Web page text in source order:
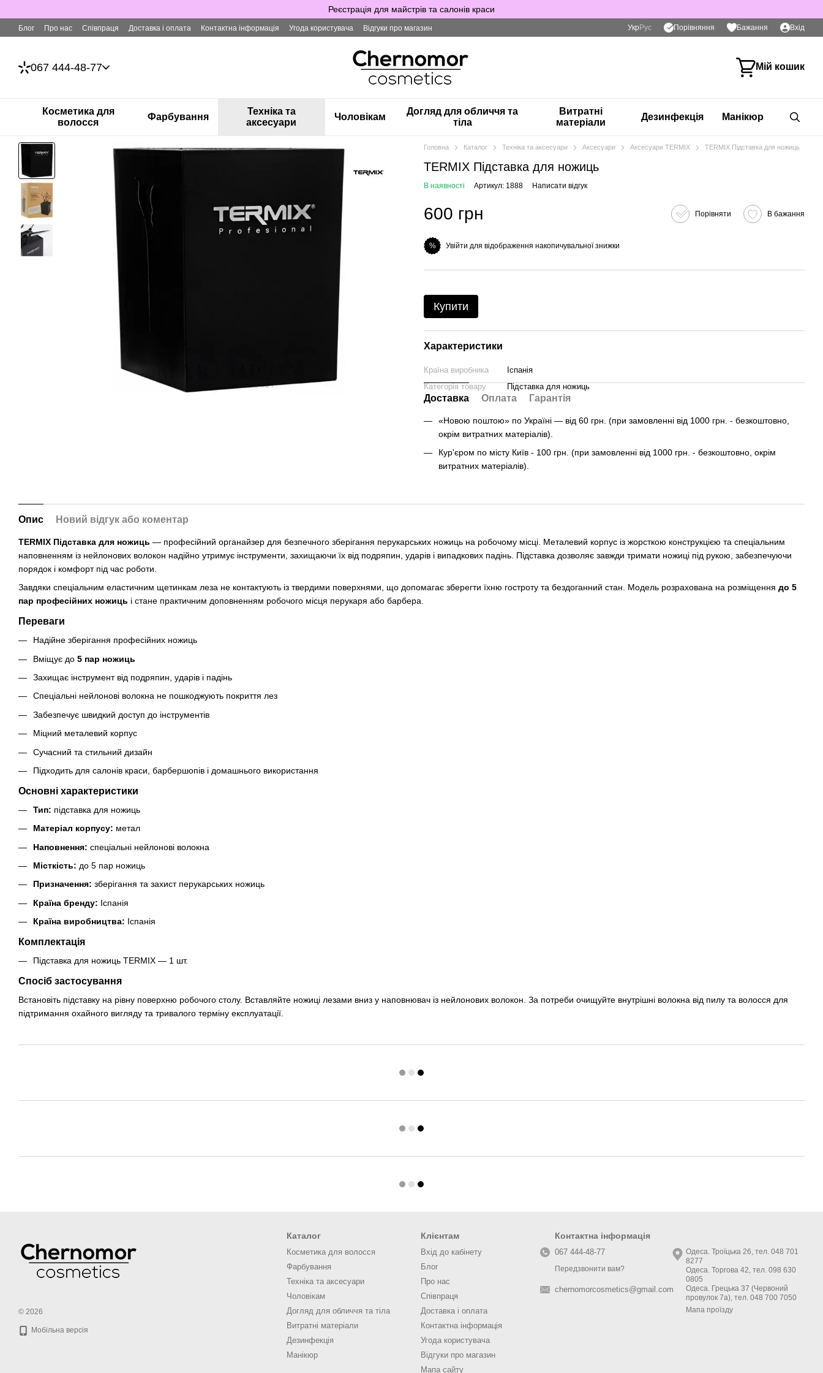
Реєстрація для майстрів та салонів краси
Блог Про нас Співпраця Доставка і оплата Контактна інформація Угода користувача Відгуки про магазин Укр Рус Порівняння Бажання Вхід
067 444-48-77 Мій кошик
Косметика для
волосся
Фарбування
Техніка та
аксесуари
Чоловікам
Догляд для обличчя та
тіла
Витратні
матеріали
Дезинфекція Манікюр
Головна Каталог Техніка та аксесуари Аксесуари Аксесуари TERMIX TERMIX Підставка для ножиць
TERMIX Підставка для ножиць
В наявності Артикул: 1888 Написати відгук
600 грн Порівняти В бажання
% Увійти для відображення накопичувальної знижки
Купити
Характеристики
Країна виробника
Іспанія
Категорія товару
Підставка для ножиць
Доставка Оплата Гарантія
«Новою поштою» по Україні — від 60 грн. (при замовленні від 1000 грн. - безкоштовно,
окрім витратних матеріалів).
Кур'єром по місту Київ - 100 грн. (при замовленні від 1000 грн. - безкоштовно, окрім
витратних матеріалів).
Опис Новий відгук або коментар
TERMIX Підставка для ножиць — професійний органайзер для безпечного зберігання перукарських ножиць на робочому місці. Металевий корпус із жорсткою конструкцією та спеціальним
наповненням із нейлонових волокон надійно утримує інструменти, захищаючи їх від подряпин, ударів і випадкових падінь. Підставка дозволяє завжди тримати ножиці під рукою, забезпечуючи
порядок і комфорт під час роботи.
Завдяки спеціальним еластичним щетинкам леза не контактують із твердими поверхнями, що допомагає зберегти їхню гостроту та бездоганний стан. Модель розрахована на розміщення до 5
пар професійних ножиць і стане практичним доповненням робочого місця перукаря або барбера.
Переваги
Надійне зберігання професійних ножиць
Вміщує до 5 пар ножиць
Захищає інструмент від подряпин, ударів і падінь
Спеціальні нейлонові волокна не пошкоджують покриття лез
Забезпечує швидкий доступ до інструментів
Міцний металевий корпус
Сучасний та стильний дизайн
Підходить для салонів краси, барбершопів і домашнього використання
Основні характеристики
Тип: підставка для ножиць
Матеріал корпусу: метал
Наповнення: спеціальні нейлонові волокна
Місткість: до 5 пар ножиць
Призначення: зберігання та захист перукарських ножиць
Країна бренду: Іспанія
Країна виробництва: Іспанія
Комплектація
Підставка для ножиць TERMIX — 1 шт.
Спосіб застосування
Встановіть підставку на рівну поверхню робочого столу. Вставляйте ножиці лезами вниз у наповнювач із нейлонових волокон. За потреби очищуйте внутрішні волокна від пилу та волосся для
підтримання охайного вигляду та тривалого терміну експлуатації.
© 2026
Мобільна версія
Каталог
Косметика для волосся
Фарбування
Техніка та аксесуари
Чоловікам
Догляд для обличчя та тіла
Витратні матеріали
Дезинфекція
Манікюр
Клієнтам
Вхід до кабінету
Блог
Про нас
Співпраця
Доставка і оплата
Контактна інформація
Угода користувача
Відгуки про магазин
Мапа сайту
Контактна інформація
067 444-48-77
Передзвонити вам?
chernomorcosmetics@gmail.com
Одеса. Троїцька 26, тел. 048 701
8277
Одеса. Торгова 42, тел. 098 630
0805
Одеса. Грецька 37 (Червоний
провулок 7а), тел. 048 700 7050
Мапа проїзду